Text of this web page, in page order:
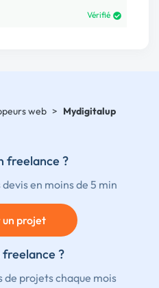
Vérifié
web > Mydigitalup
freelance ?
en moins de 5 min
un projet
freelance ?
de projets chaque mois